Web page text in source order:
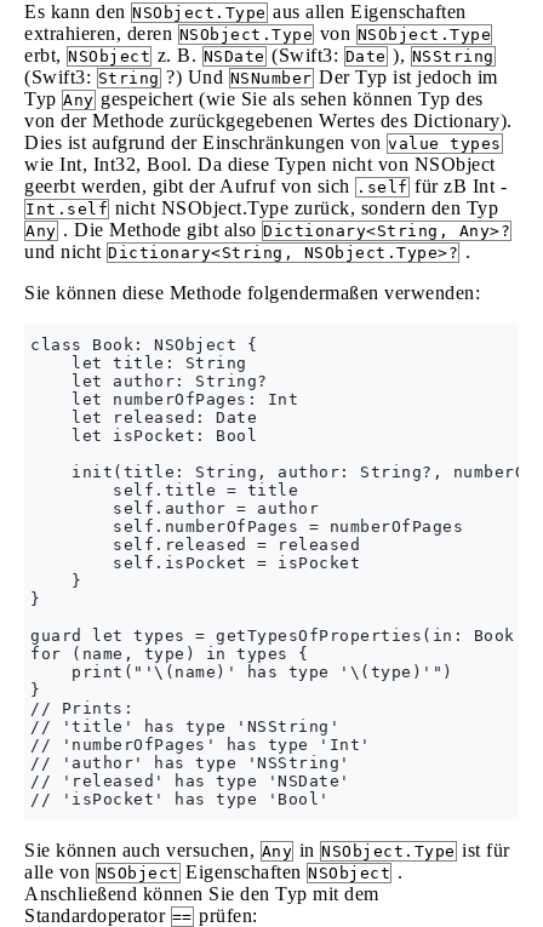
Es kann den NSObject.Type aus allen Eigenschaften
extrahieren, deren NSObject.Type von NSObject.Type
erbt, NSObject z. B. NSDate (Swift3: Date ), NSString
(Swift3: String ?) Und NSNumber Der Typ ist jedoch im
Typ Any gespeichert (wie Sie als sehen können Typ des
von der Methode zurückgegebenen Wertes des Dictionary).
Dies ist aufgrund der Einschränkungen von value types
wie Int, Int32, Bool. Da diese Typen nicht von NSObject
geerbt werden, gibt der Aufruf von sich
.self für zB Int -
Int.self nicht NSObject.Type zurück, sondern den Typ
Any . Die Methode gibt also Dictionary<String, Any>?
und nicht Dictionary<String, NSObject.Type>? .
Sie können diese Methode folgendermaßen verwenden:
class Book: NSObject {
    let title: String
    let author: String?
    let numberOfPages: Int
    let released: Date
    let isPocket: Bool
init(title: String, author: String?,
        self.title = title
        self.author = author
        self.numberOfPages = numberOfPages
        self.released = released
        self.isPocket = isPocket
    }
}
guard let types = getTypesOfProperties(in:
for (name, type) in types {
    print("'\(name)' has type '\(type)'")
}
// Prints:
// 'title' has type 'NSString'
// 'numberOfPages' has type 'Int'
// 'author' has type 'NSString'
// 'released' has type 'NSDate'
Sie können auch versuchen, Any in NSObject.Type ist für
alle von NSObject Eigenschaften NSObject .
Anschließend können Sie den Typ mit dem
Standardoperator == prüfen: